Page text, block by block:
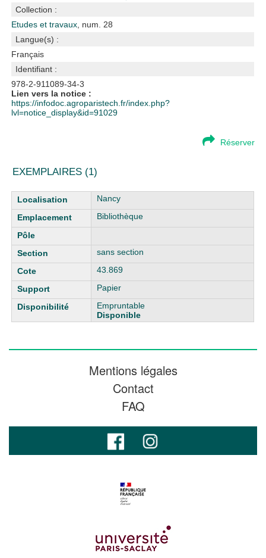
Collection :
Etudes et travaux , num. 28
Langue(s) :
Français
Identifiant :
978-2-911089-34-3
Lien vers la notice :
https://infodoc.agroparistech.fr/index.php?
lvl=notice_display&id=91029
Réserver
EXEMPLAIRES (1)
Liste des exemplaires
Nancy
Bibliothèque
sans section
43.869
Papier
Empruntable
Disponible
Mentions légales
Contact
FAQ